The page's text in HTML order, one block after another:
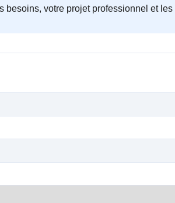
besoins, votre projet professionnel et les